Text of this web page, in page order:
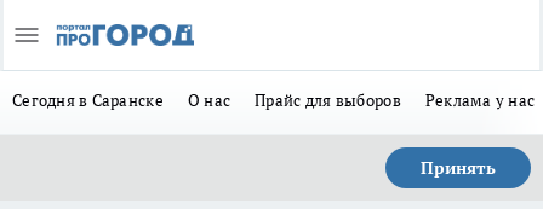
Сегодня в Саранске О нас Прайс для выборов Реклама у нас
Принять